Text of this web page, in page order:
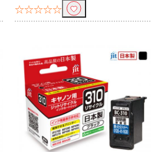
☆☆☆☆☆